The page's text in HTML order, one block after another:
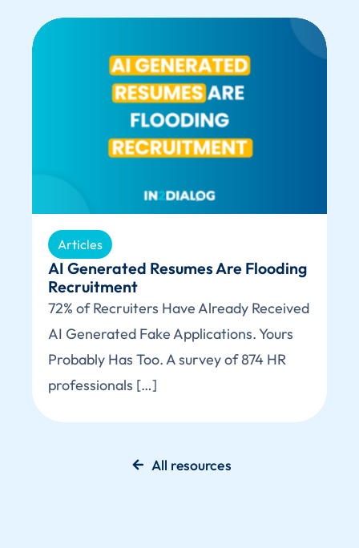
Articles
AI Generated Resumes Are Flooding
Recruitment
72% of Recruiters Have Already Received
AI Generated Fake Applications. Yours
Probably Has Too. A survey of 874 HR
professionals […]
All resources